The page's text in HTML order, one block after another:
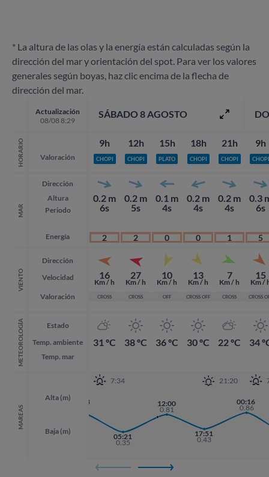
* La altura de las olas y la energía están calculadas según la
dirección del mar y orientación del spot. Para ver los valores
generales según boyas, haz clic encima de la flecha de
dirección del mar.
Actualización
08/08 8:29
HORARIO Valoración
MAR
Dirección
Altura
Periodo
Energía
VIENTO
Dirección
Velocidad
Valoración
METEOROLOGÍA
Estado
Temp. ambiente
Temp. mar
MAREAS
Alta (m)
Baja (m)
SÁBADO 8 AGOSTO
9h
CHOPI
0.2 m
6s
2
16
Km / h
CROSS
31 ºC
12h
CHOPI
0.2 m
5s
2
27
Km / h
CROSS
38 ºC
15h
PLATO
0.1 m
4s
0
10
Km / h
OFF
36 ºC
18h
CHOPI
0.2 m
4s
0
13
Km / h
CROSS OFF
30 ºC
21h
CHOPI
0.2 m
4s
1
7
Km / h
CROSS
22 ºC
7:34 21:20
22:48
05:21
0.35
12:00
0.81
17:51
0.43
00:16
0.86
9h
CHOPI
0.3
6s
5
15
Km /
CROSS
34
17:51
0.43
00:16
0.86